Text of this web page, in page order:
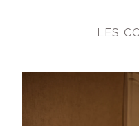
LES